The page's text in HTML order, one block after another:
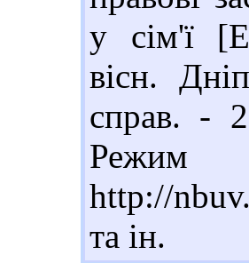
у сім'ї
вісн.
справ. -
http://
та ін.